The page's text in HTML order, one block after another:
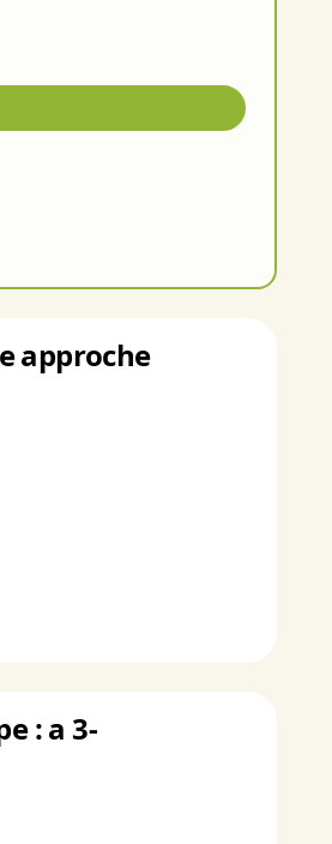
approche
: a 3-